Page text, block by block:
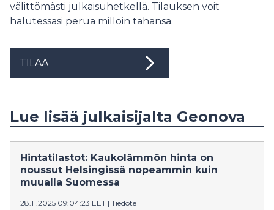
välittömästi julkaisuhetkellä. Tilauksen voit
halutessasi perua milloin tahansa.
TILAA
Lue lisää julkaisijalta Geonova
Hintatilastot: Kaukolämmön hinta on
noussut Helsingissä nopeammin kuin
muualla Suomessa
28.11.2025 09:04:23 EET | Tiedote